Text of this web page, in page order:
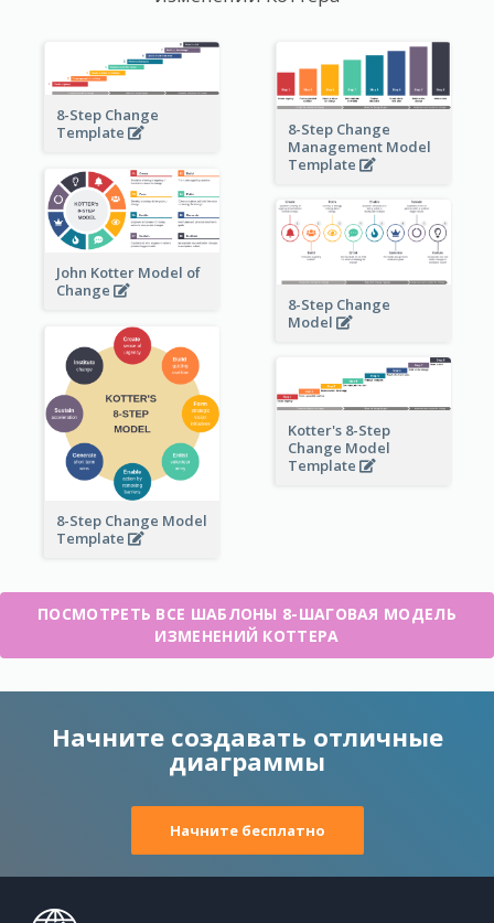
8-Step Change
Template
8-Step Change
Management Model
Template
John Kotter Model of
Change
8-Step Change
Model
8-Step Change Model
Template
Kotter's 8-Step
Change Model
Template
ПОСМОТРЕТЬ ВСЕ ШАБЛОНЫ 8-ШАГОВАЯ МОДЕЛЬ
ИЗМЕНЕНИЙ КОТТЕРА
Начните создавать отличные
диаграммы
Начните бесплатно